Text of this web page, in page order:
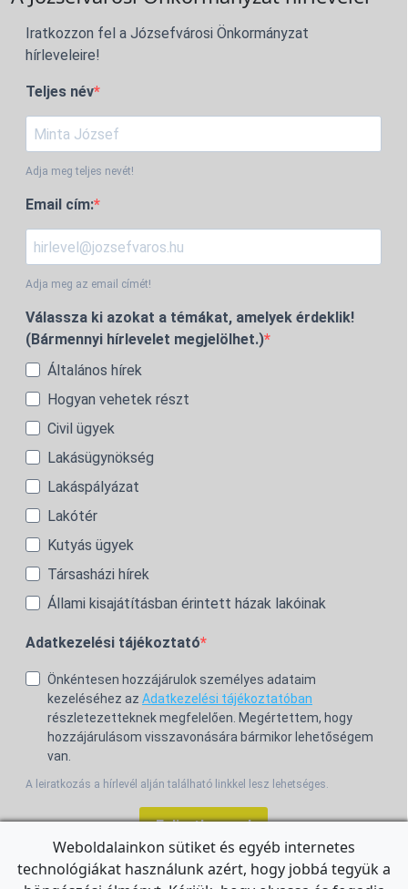
Iratkozzon fel a Józsefvárosi Önkormányzat
hírleveleire!
Teljes név
Adja meg teljes nevét!
Email cím:
Adja meg az email címét!
Válassza ki azokat a témákat, amelyek érdeklik!
(Bármennyi hírlevelet megjelölhet.)
Általános hírek
Hogyan vehetek részt
Civil ügyek
Lakásügynökség
Lakáspályázat
Lakótér
Kutyás ügyek
Társasházi hírek
Állami kisajátításban érintett házak lakóinak
Adatkezelési tájékoztató
Önkéntesen hozzájárulok személyes adataim
kezeléséhez az Adatkezelési tájékoztatóban
részletezetteknek megfelelően. Megértettem, hogy
hozzájárulásom visszavonására bármikor lehetőségem
van.
A leiratkozás a hírlevél alján található linkkel lesz lehetséges.
Feliratkozom!
Weboldalainkon sütiket és egyéb internetes
technológiákat használunk azért, hogy jobbá tegyük a